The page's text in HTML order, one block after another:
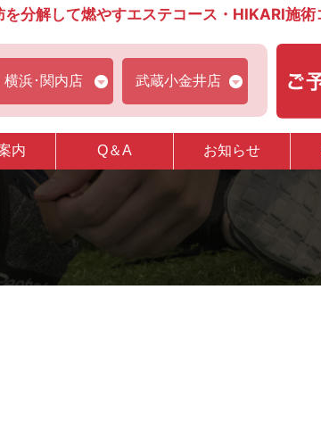
分解して燃やすエステコース・HIKARI施術
横浜･関内店 武蔵小金井店
内 Q＆A お知らせ